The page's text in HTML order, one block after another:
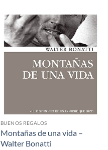
BUENOS REGALOS
Montañas de una vida –
Walter Bonatti